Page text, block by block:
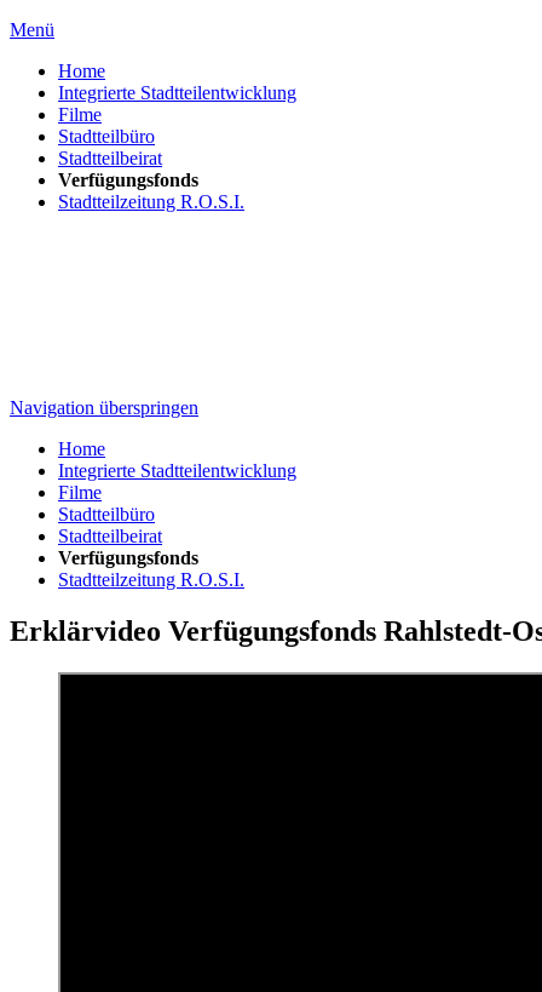
Menü
Home
Integrierte Stadtteilentwicklung
Filme
Stadtteilbüro
Stadtteilbeirat
Verfügungsfonds
Stadtteilzeitung R.O.S.I.
Navigation überspringen
Home
Integrierte Stadtteilentwicklung
Filme
Stadtteilbüro
Stadtteilbeirat
Verfügungsfonds
Stadtteilzeitung R.O.S.I.
Erklärvideo Verfügungsfonds Rahlstedt-